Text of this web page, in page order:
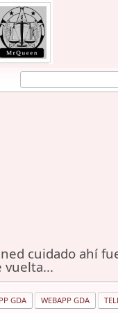
cuidado ahí
vuelta...
GDA WEBAPP GDA